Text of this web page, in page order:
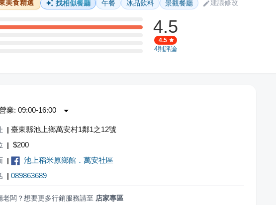
美食精選 找相似餐廳 午餐 冰品飲料 景觀餐廳 建議修改
則評論
1 則評論
則評論
則評論
則評論
4.5
4.5
4則評論
業: 09:00-16:00
| 臺東縣池上鄉萬安村1鄰1之12號
| $200
| 池上稻米原鄉館．萬安社區
| 089863689
老闆？想要更多行銷服務請至 店家專區